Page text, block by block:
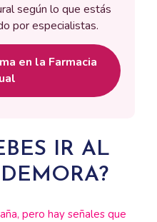
según lo que estás
por especialistas.
en la Farmacia
IR AL
pero hay señales que